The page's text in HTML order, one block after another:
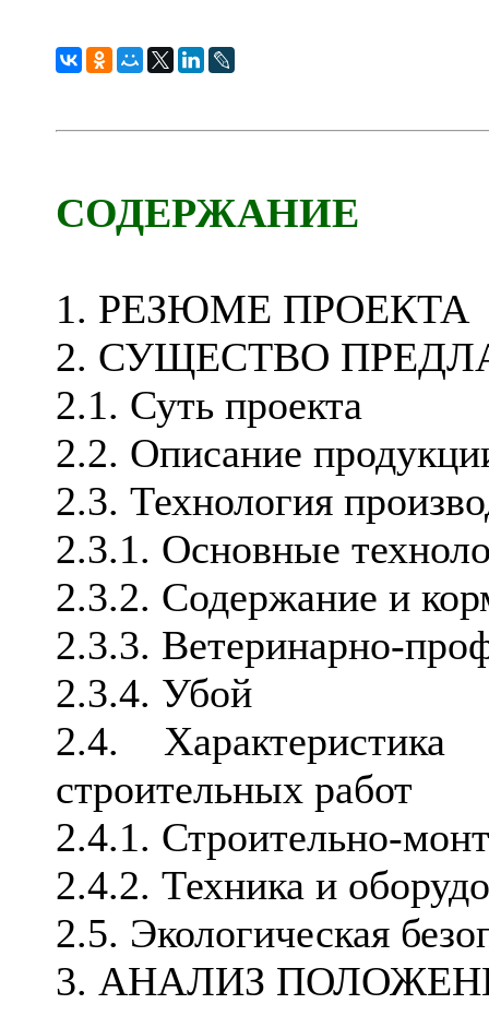
СОДЕРЖАНИЕ
1. РЕЗЮМЕ ПРОЕКТА
2. СУЩЕСТВО
2.1. Суть проекта
2.2. Описание
2.3. Технология
2.3.1. Основные
2.3.2. Содержание и
2.3.3. Ветеринарно-
2.3.4. Убой
2.4. Характеристика
строительных работ
2.4.1. Строительно-
2.4.2. Техника и
2.5. Экологическая
3. АНАЛИЗ